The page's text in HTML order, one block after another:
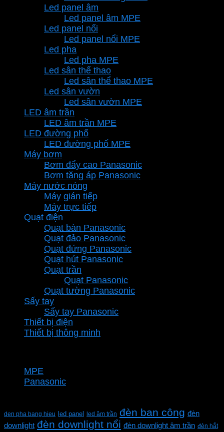
Led panel âm
Led panel âm MPE
Led panel nổi
Led panel nổi MPE
Led pha
Led pha MPE
Led sân thể thao
Led sân thể thao MPE
Led sân vườn
Led sân vườn MPE
LED âm trần
LED âm trần MPE
LED đường phố
LED đường phố MPE
Máy bơm
Bơm đẩy cao Panasonic
Bơm tăng áp Panasonic
Máy nước nóng
Máy gián tiếp
Máy trực tiếp
Quạt điện
Quạt bàn Panasonic
Quạt đảo Panasonic
Quạt đứng Panasonic
Quạt hút Panasonic
Quạt trần
Quạt Panasonic
Quạt tường Panasonic
Sấy tay
Sấy tay Panasonic
Thiết bị điện
Thiết bị thông minh
MPE
Panasonic
den pha bang hieu led panel led âm trần đèn ban công đèn
downlight đèn downlight nổi đèn downlight âm trần đèn hắt